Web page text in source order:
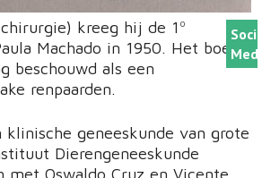
kreeg hij de 1º
Machado in 1950. Het boek
beschouwd als een
renpaarden.
klinische geneeskunde van grote
Dierengeneeskunde
Oswaldo Cruz en Vicente